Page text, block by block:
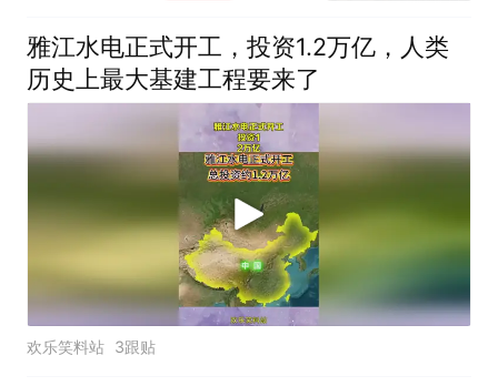
雅江水电正式开工，投资1.2万亿，人类
历史上最大基建工程要来了
欢乐笑料站 3跟贴